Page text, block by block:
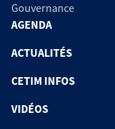
Gouvernance
AGENDA
ACTUALITÉS
CETIM INFOS
VIDÉOS